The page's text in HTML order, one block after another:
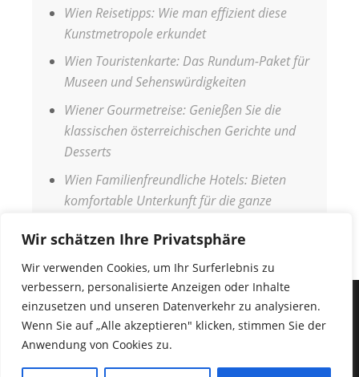
Wir schätzen Ihre Privatsphäre
Wir verwenden Cookies, um Ihr Surferlebnis zu
verbessern, personalisierte Anzeigen oder Inhalte
einzusetzen und unseren Datenverkehr zu analysieren.
Wenn Sie auf „Alle akzeptieren" klicken, stimmen Sie der
Anwendung von Cookies zu.
Wien Reisetipps: Wie man effizient diese
Kunstmetropole erkundet
Wien Touristenkarte: Das Rundum-Paket für
Museen und Sehenswürdigkeiten
Wiener Gourmetreise: Genießen Sie die
klassischen österreichischen Gerichte und
Desserts
Wien Familienfreundliche Hotels: Bieten
komfortable Unterkunft für die ganze
IMPRESSUM
DATENSCHUTZERKLÄRUNG
COPYRIGHT © 2026URLAUB WELT • Fabulous